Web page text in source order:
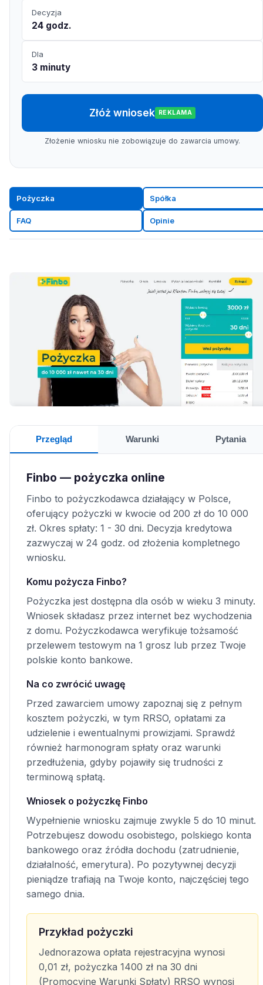
Decyzja
24 godz.
Dla
3 minuty
Złóż wniosek REKLAMA
Złożenie wniosku nie zobowiązuje do zawarcia umowy.
Pożyczka Spółka
FAQ Opinie
Przegląd Warunki Pytania
Finbo — pożyczka online
Finbo to pożyczkodawca działający w Polsce,
oferujący pożyczki w kwocie od 200 zł do 10 000
zł. Okres spłaty: 1 - 30 dni. Decyzja kredytowa
zazwyczaj w 24 godz. od złożenia kompletnego
wniosku.
Komu pożycza Finbo?
Pożyczka jest dostępna dla osób w wieku 3 minuty.
Wniosek składasz przez internet bez wychodzenia
z domu. Pożyczkodawca weryfikuje tożsamość
przelewem testowym na 1 grosz lub przez Twoje
polskie konto bankowe.
Na co zwrócić uwagę
Przed zawarciem umowy zapoznaj się z pełnym
kosztem pożyczki, w tym RRSO, opłatami za
udzielenie i ewentualnymi prowizjami. Sprawdź
również harmonogram spłaty oraz warunki
przedłużenia, gdyby pojawiły się trudności z
terminową spłatą.
Wniosek o pożyczkę Finbo
Wypełnienie wniosku zajmuje zwykle 5 do 10 minut.
Potrzebujesz dowodu osobistego, polskiego konta
bankowego oraz źródła dochodu (zatrudnienie,
działalność, emerytura). Po pozytywnej decyzji
pieniądze trafiają na Twoje konto, najczęściej tego
samego dnia.
Przykład pożyczki
Jednorazowa opłata rejestracyjna wynosi
0,01 zł, pożyczka 1400 zł na 30 dni
(Promocyjne Warunki Spłaty) RRSO wynosi